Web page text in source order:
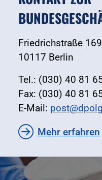
Friedrichstraße 169
10117 Berlin
Tel.: (030) 40 81
Fax: (030) 40 81
E-Mail:
Mehr erfahren